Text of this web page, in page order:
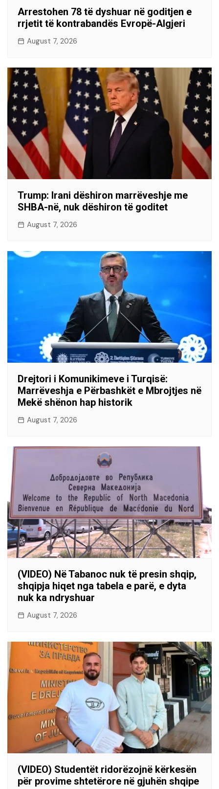
Arrestohen 78 të dyshuar në goditjen e
rrjetit të kontrabandës Evropë-Algjeri
August 7, 2026
Trump: Irani dëshiron marrëveshje me
SHBA-në, nuk dëshiron të goditet
August 7, 2026
Drejtori i Komunikimeve i Turqisë:
Marrëveshja e Përbashkët e Mbrojtjes në
Mekë shënon hap historik
August 7, 2026
(VIDEO) Në Tabanoc nuk të presin shqip,
shqipja hiqet nga tabela e parë, e dyta
nuk ka ndryshuar
August 7, 2026
(VIDEO) Studentët ridorëzojnë kërkesën
për provime shtetërore në gjuhën shqipe